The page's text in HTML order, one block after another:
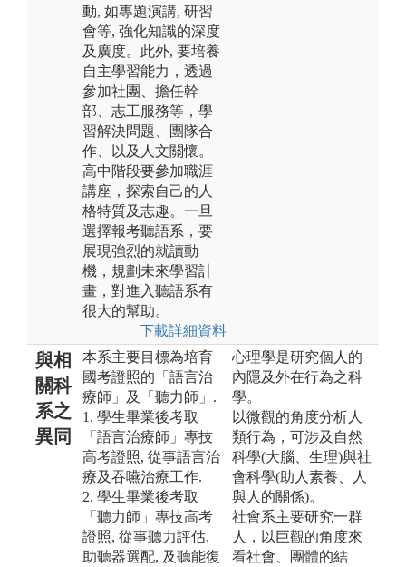
動, 如專題演講, 研習
會等, 強化知識的深度
及廣度。此外, 要培養
自主學習能力，透過
參加社團、擔任幹
部、志工服務等，學
習解決問題、團隊合
作、以及人文關懷。
高中階段要參加職涯
講座，探索自己的人
格特質及志趣。一旦
選擇報考聽語系，要
展現強烈的就讀動
機，規劃未來學習計
畫，對進入聽語系有
很大的幫助。
下載詳細資料
與相
關科
系之
異同
本系主要目標為培育
國考證照的「語言治
療師」及「聽力師」.
1. 學生畢業後考取
「語言治療師」專技
高考證照, 從事語言治
療及吞嚥治療工作.
2. 學生畢業後考取
「聽力師」專技高考
證照, 從事聽力評估,
助聽器選配, 及聽能復
心理學是研究個人的
內隱及外在行為之科
學。
以微觀的角度分析人
類行為，可涉及自然
科學(大腦、生理)與社
會科學(助人素養、人
與人的關係)。
社會系主要研究一群
人，以巨觀的角度來
看社會、團體的結